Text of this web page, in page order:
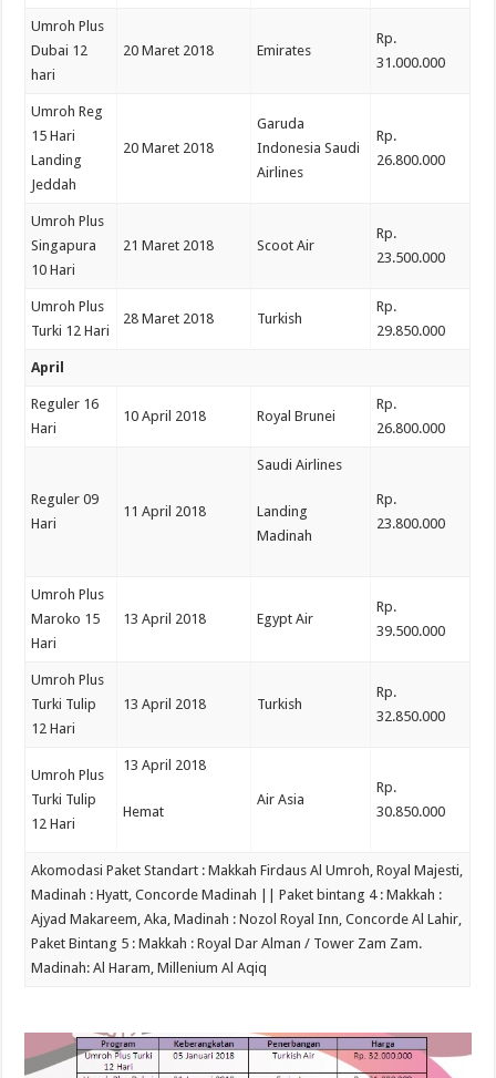
Umroh Plus
Dubai 12
hari
20 Maret 2018 Emirates
Rp.
31.000.000
Umroh Reg
15 Hari
Landing
Jeddah
20 Maret 2018
Garuda
Indonesia Saudi
Airlines
Rp.
26.800.000
Umroh Plus
Singapura
10 Hari
21 Maret 2018 Scoot Air
Rp.
23.500.000
Umroh Plus
Turki 12 Hari
28 Maret 2018 Turkish
Rp.
29.850.000
April
Reguler 16
Hari
10 April 2018 Royal Brunei
Rp.
26.800.000
Reguler 09
Hari
11 April 2018
Saudi Airlines
Landing
Madinah
Rp.
23.800.000
Umroh Plus
Maroko 15
Hari
13 April 2018 Egypt Air
Rp.
39.500.000
Umroh Plus
Turki Tulip
12 Hari
13 April 2018 Turkish
Rp.
32.850.000
Umroh Plus
Turki Tulip
12 Hari
13 April 2018
Hemat
Air Asia
Rp.
30.850.000
Akomodasi Paket Standart : Makkah Firdaus Al Umroh, Royal Majesti,
Madinah : Hyatt, Concorde Madinah || Paket bintang 4 : Makkah :
Ajyad Makareem, Aka, Madinah : Nozol Royal Inn, Concorde Al Lahir,
Paket Bintang 5 : Makkah : Royal Dar Alman / Tower Zam Zam.
Madinah: Al Haram, Millenium Al Aqiq